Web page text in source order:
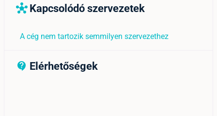
hub Kapcsolódó szervezetek
A cég nem tartozik semmilyen szervezethez
contact_support_outline
Elérhetőségek